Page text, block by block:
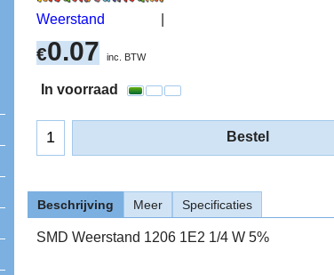
Weerstand
€0.07 inc. BTW
In voorraad
Bestel
Beschrijving Meer Specificaties
SMD Weerstand 1206 1E2 1/4 W 5%